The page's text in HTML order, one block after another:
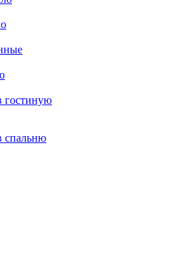
спальню